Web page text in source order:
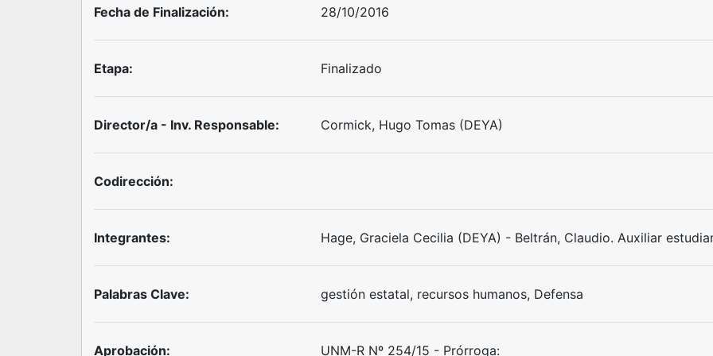
Fecha de Finalización: 28/10/2016
Etapa: Finalizado
Director/a - Inv. Responsable: Cormick, Hugo Tomas (DEYA)
Codirección:
Integrantes: Hage, Graciela Cecilia (DEYA) - Beltrán, Claudio. Auxiliar
Palabras Clave: gestión estatal, recursos humanos, Defensa
Aprobación: UNM-R Nº 254/15 - Prórroga: